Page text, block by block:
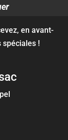
en avant-
!